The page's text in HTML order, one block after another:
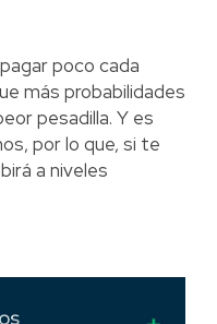
poco cada
más probabilidades
pesadilla. Y es
por lo que, si te
a niveles